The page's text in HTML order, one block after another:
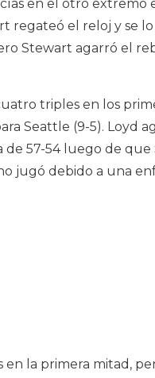
en el otro
regateó el reloj y se
Stewart agarró el
triples en los
Seattle (9-5). Loyd
de 57-54 luego de
jugó debido a una
en la primera mitad,